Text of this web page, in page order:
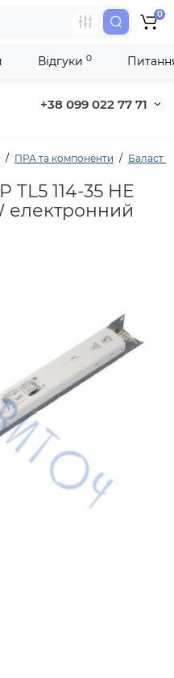
+38 099 022 77 71
0
ПРА та компоненти Баласт
TL5 114-35 HE
електронний
Відгуки 0